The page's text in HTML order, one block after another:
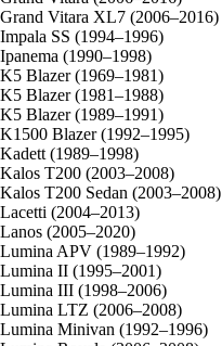
Grand Vitara XL7 (2006–2016)
Impala SS (1994–1996)
Ipanema (1990–1998)
K5 Blazer (1969–1981)
K5 Blazer (1981–1988)
K5 Blazer (1989–1991)
K1500 Blazer (1992–1995)
Kadett (1989–1998)
Kalos T200 (2003–2008)
Kalos T200 Sedan (2003–2008)
Lacetti (2004–2013)
Lanos (2005–2020)
Lumina APV (1989–1992)
Lumina II (1995–2001)
Lumina III (1998–2006)
Lumina LTZ (2006–2008)
Lumina Minivan (1992–1996)